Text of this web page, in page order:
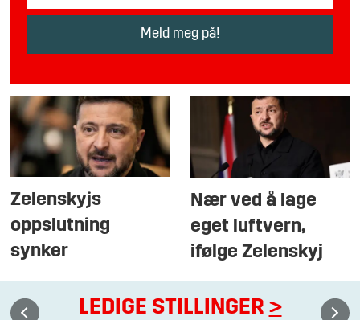
Zelenskyjs
oppslutning
synker
Nær ved å lage
eget luftvern,
ifølge Zelenskyj
LEDIGE STILLINGER >